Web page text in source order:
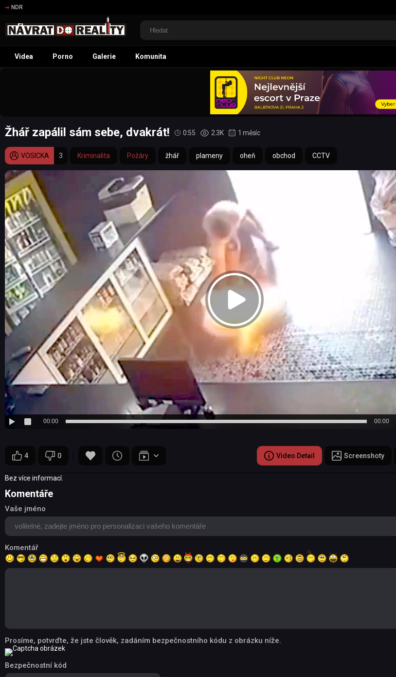
NDR
Videa Porno Galerie Komunita
Žhář zapálil sám sebe, dvakrát! 0:55 2.3K 1 měsíc
VOSICKA 3 Kriminalita Požáry žhář plameny oheň obchod CCTV
00:00 00:00
4 0 Video Detail Screenshoty
Bez více informací.
Komentáře
Vaše jméno
Komentář
Prosíme, potvrďte, že jste člověk, zadáním bezpečnostního kódu z obrázku níže.
Bezpečnostní kód